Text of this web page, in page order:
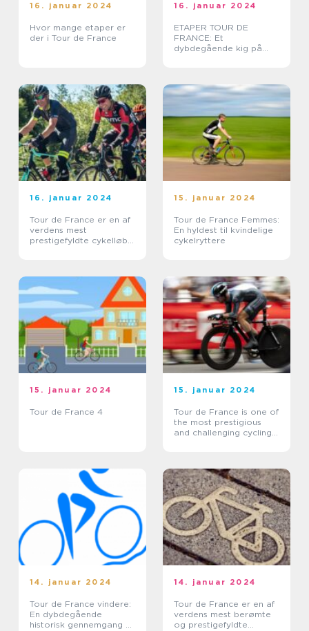
16. januar 2024
Hvor mange etaper er
der i Tour de France
16. januar 2024
ETAPER TOUR DE
FRANCE: Et
dybdegående kig på
16. januar 2024
Tour de France er en af
verdens mest
prestigefyldte cykelløb,
15. januar 2024
Tour de France Femmes:
En hyldest til kvindelige
cykelryttere
15. januar 2024
Tour de France 4
15. januar 2024
Tour de France is one of
the most prestigious
and challenging cycling
14. januar 2024
Tour de France vindere:
En dybdegående
historisk gennemgang af
14. januar 2024
Tour de France er en af
verdens mest berømte
og prestigefyldte